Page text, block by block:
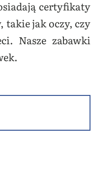
certyfikaty
takie jak oczy, czy
Nasze zabawki